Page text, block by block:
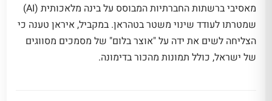
מאסיבי ברשתות החברתיות המבוסס על בינה מלאכותית (AI)
שמטרתו לעודד שינוי משטר בטהראן. במקביל, איראן טענה כי
הצליחה לשים את ידה על "אוצר בלום" של מסמכים מסווגים
של ישראל, כולל תמונות מהכור בדימונה.